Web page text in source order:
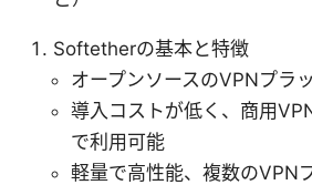
Softetherの基本と特徴
オープンソースのVPNプラ
導入コストが低く、商用
で利用可能
軽量で高性能、複数のVPN